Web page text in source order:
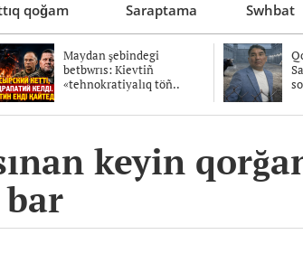
qoğam Saraptama Swhbat
Maydan şebindegi
betbwrıs: Kievtiñ
«tehnokratiyalıq töñ..
keyin